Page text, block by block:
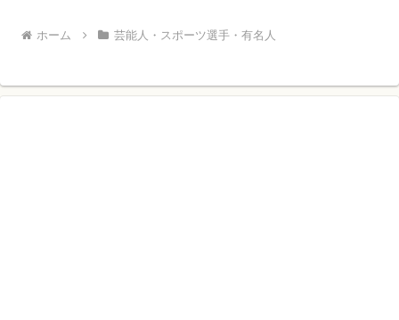
ホーム 芸能人・スポーツ選手・有名人